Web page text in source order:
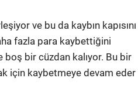
ve bu da kaybın kapısını
fazla para kaybettiğini
bir cüzdan kalıyor. Bu bir
için kaybetmeye devam eder